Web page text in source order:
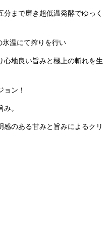
まで磨き超低温発酵でゆっく
温にて搾りを行い
心地良い旨みと極上の斬れを生
ン！
。
のある甘みと旨みによるクリ